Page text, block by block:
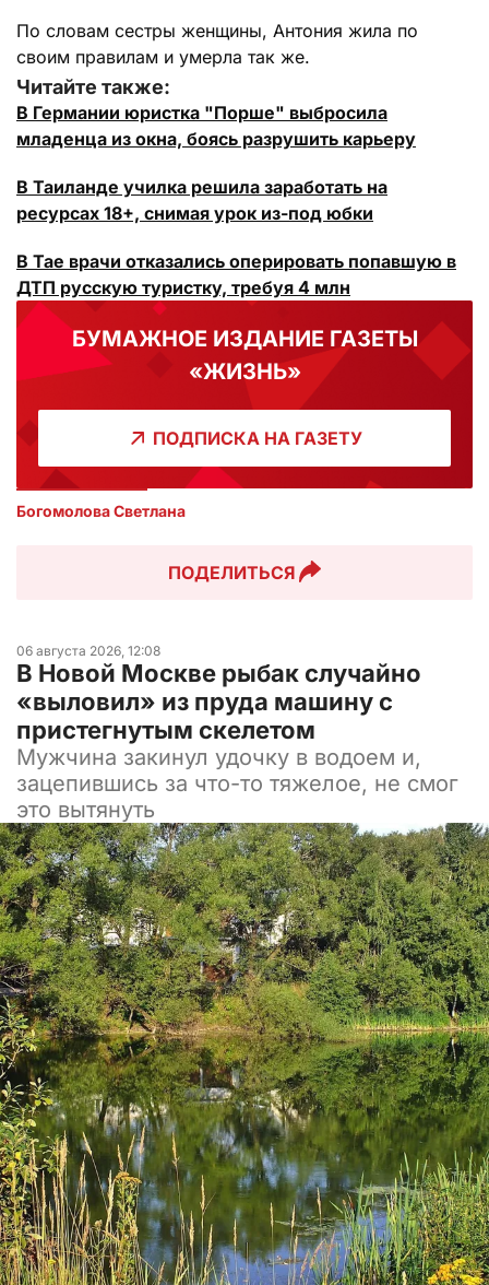
По словам сестры женщины, Антония жила по
своим правилам и умерла так же.
Читайте также:
В Германии юристка "Порше" выбросила
младенца из окна, боясь разрушить карьеру
В Таиланде училка решила заработать на
ресурсах 18+, снимая урок из-под юбки
В Тае врачи отказались оперировать попавшую в
ДТП русскую туристку, требуя 4 млн
БУМАЖНОЕ ИЗДАНИЕ ГАЗЕТЫ
«ЖИЗНЬ»
ПОДПИСКА НА ГАЗЕТУ
Богомолова Светлана
ПОДЕЛИТЬСЯ
06 августа 2026, 12:08
В Новой Москве рыбак случайно
«выловил» из пруда машину с
пристегнутым скелетом
Мужчина закинул удочку в водоем и,
зацепившись за что-то тяжелое, не смог
это вытянуть